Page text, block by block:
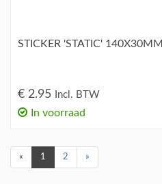
STICKER 'STATIC' 140X30MM
€ 2.95 Incl. BTW
In voorraad
« 1 2 »